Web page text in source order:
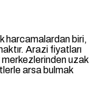
harcamalardan biri,
Arazi fiyatları
uzak
arsa bulmak